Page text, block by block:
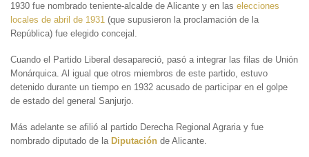
1930 fue nombrado teniente-alcalde de Alicante y en las elecciones
locales de abril de 1931 (que supusieron la proclamación de la
República) fue elegido concejal.
Cuando el Partido Liberal desapareció, pasó a integrar las filas de Unión
Monárquica. Al igual que otros miembros de este partido, estuvo
detenido durante un tiempo en 1932 acusado de participar en el golpe
de estado del general Sanjurjo.
Más adelante se afilió al partido Derecha Regional Agraria y fue
nombrado diputado de la Diputación de Alicante.